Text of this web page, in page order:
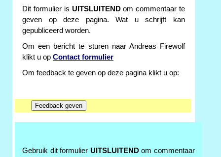
Dit formulier is UITSLUITENDom commentaar te
geven op deze pagina. Wat u schrijft kan
gepubliceerd worden.
Om een bericht te sturen naar Andreas Firewolf
klikt u op Contact formulier
Om feedback te geven op deze pagina klikt u op:
Gebruik dit formulier UITSLUITENDom commentaar